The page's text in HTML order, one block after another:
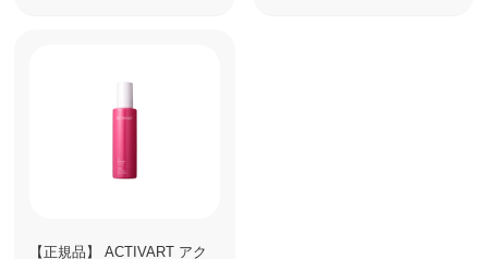
【正規品】 ACTIVART アク